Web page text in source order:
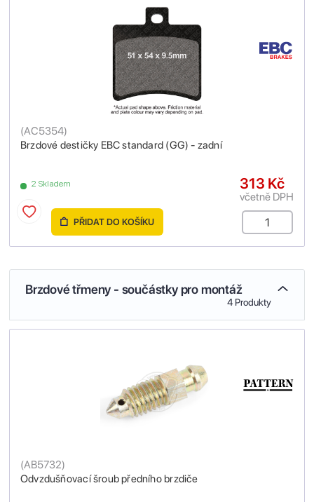
Brzdové destičky EBC standard (GG) - zadní
(AC5354)
2 Skladem 313 Kč
včetně DPH
PŘIDAT DO KOŠÍKU
Brzdové třmeny - součástky pro montáž
4 Produkty
Odvzdušňovací šroub předního brzdiče
(AB5732)